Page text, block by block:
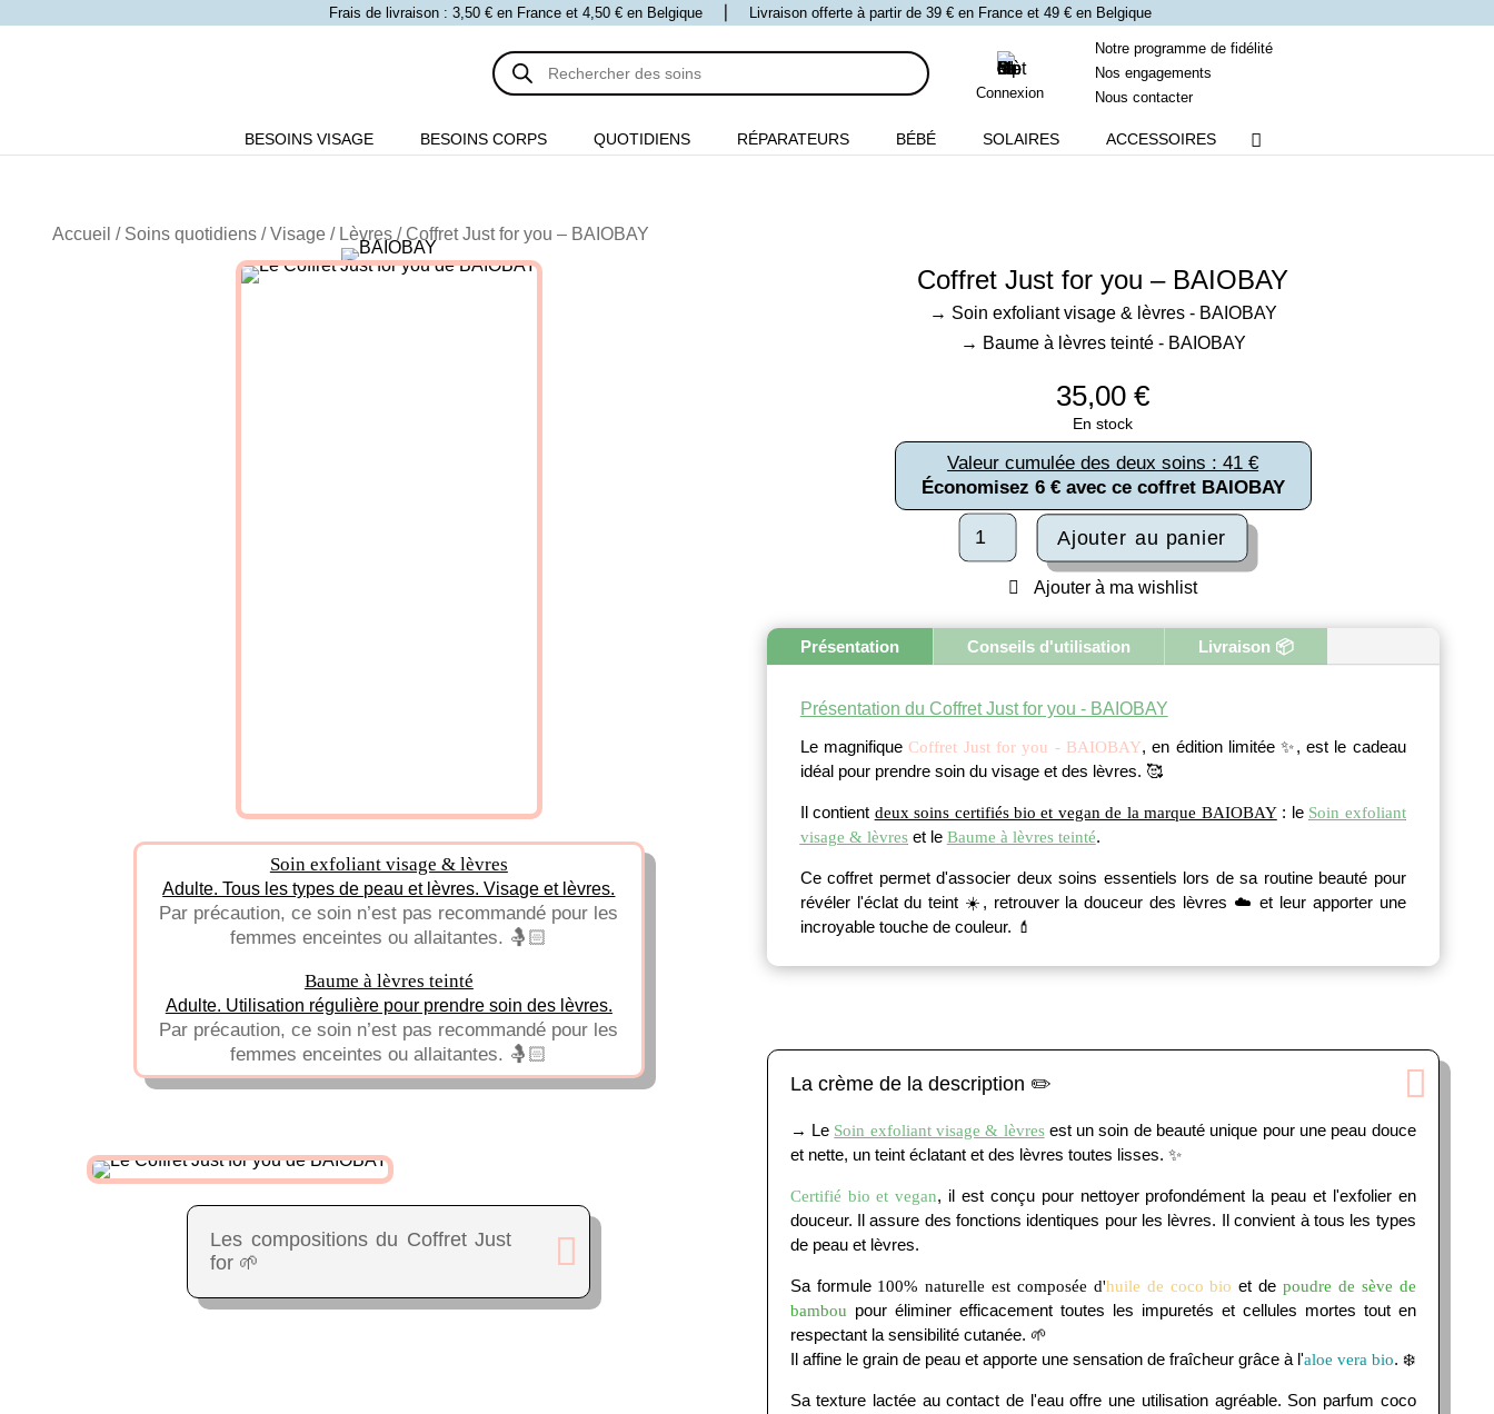
Frais de livraison : 3,50 € en France et 4,50 € en Belgique ⎪ Livraison offerte à partir de 39 € en France et 49 € en Belgique
Recherche
de
produits
Connexion
Notre programme de fidélité
Nos engagements
Nous contacter
BESOINS VISAGE BESOINS CORPS QUOTIDIENS RÉPARATEURS BÉBÉ SOLAIRES ACCESSOIRES
Accueil / Soins quotidiens /Visage / Lèvres / Coffret Just for you – BAIOBAY
Soin exfoliant visage & lèvres
Adulte. Tous les types de peau et lèvres. Visage et lèvres.
Par précaution, ce soin n’est pas recommandé pour les
femmes enceintes ou allaitantes. 🤱🏻
Baume à lèvres teinté
Adulte. Utilisation régulière pour prendre soin des lèvres.
Par précaution, ce soin n’est pas recommandé pour les
femmes enceintes ou allaitantes. 🤱🏻
Les compositions du Coffret Just
for 🌱
Coffret Just for you – BAIOBAY
→ Soin exfoliant visage & lèvres - BAIOBAY
→ Baume à lèvres teinté - BAIOBAY
35,00€
En stock
Valeur cumulée des deux soins : 41 €
Économisez 6 € avec ce coffret BAIOBAY
quantité
Coffret
you
Ajouter au panier
Ajouter à ma wishlist
Présentation Conseils d'utilisation Livraison 📦
Présentation du Coffret Just for you - BAIOBAY
Le magnifiqueCoffret Just for you - BAIOBAY, en édition limitée ✨, est le cadeau
idéal pour prendre soin du visage et des lèvres. 🥰
Il contient deux soins certifiés bio et vegan de la marque BAIOBAY: le Soin exfoliant
visage & lèvreset le Baume à lèvres teinté.
Ce coffret permet d'associer deux soins essentiels lors de sa routine beauté pour
révéler l'éclat du teint ☀️, retrouver la douceur des lèvres ☁️ et leur apporter une
incroyable touche de couleur. 💄
La crème de la description ✏️
→ Le Soin exfoliant visage & lèvresest un soin de beauté unique pour une peau douce
et nette, un teint éclatant et des lèvres toutes lisses. ✨
Certifié bio et vegan, il est conçu pour nettoyer profondément la peau et l'exfolier en
douceur. Il assure des fonctions identiques pour les lèvres. Il convient à tous les types
de peau et lèvres.
Sa formule 100% naturelleest composée d'huile de coco bio et depoudre de sève de
bambou pour éliminer efficacement toutes les impuretés et cellules mortes tout en
respectant la sensibilité cutanée. 🌱
Il affine le grain de peau et apporte une sensation de fraîcheur grâce à l'aloe vera bio. ❄️
Sa texture lactée au contact de l'eau offre une utilisation agréable. Son parfum coco